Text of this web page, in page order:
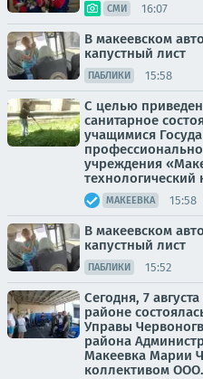
СМИ 16:07
В макеевском
капустный лист
ПАБЛИКИ 15:58
С целью
санитарное
учащимися
учреждения
МАКЕЕВКА 15:58
В макеевском
капустный лист
ПАБЛИКИ 15:52
Сегодня, 7
районе
Управы
района
Макеевка Марии
коллективом